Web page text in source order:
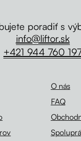
O nás
FAQ
poradiť s
info@liftor.sk
+421 944 760